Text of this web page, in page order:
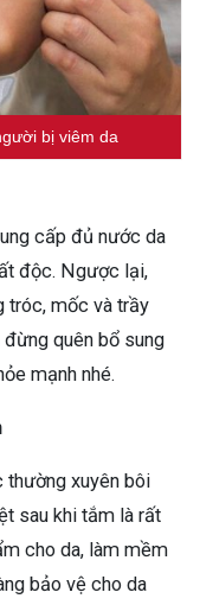
bị viêm da
cấp đủ nước da
độc. Ngược lại,
tróc, mốc và trầy
quên bổ sung
mạnh nhé.
thường xuyên bôi
sau khi tắm là rất
cho da, làm mềm
bảo vệ cho da